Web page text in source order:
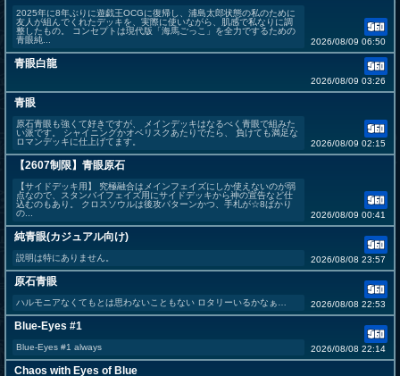
2025年に8年ぶりに遊戯王OCGに復帰し、浦島太郎状態の私のために
友人が組んでくれたデッキを、実際に使いながら、肌感で私なりに調
整したもの。 コンセプトは現代版「海馬ごっこ」を全力でするための
青眼純...
2026/08/09 06:50
青眼白龍
2026/08/09 03:26
青眼
原石青眼も強くて好きですが、 メインデッキはなるべく青眼で組みた
い派です。 シャイニングかオベリスクあたりでたら、 負けても満足な
ロマンデッキに仕上げてます。
2026/08/09 02:15
【2607制限】青眼原石
【サイドデッキ用】 究極融合はメインフェイズにしか使えないのが弱
点なので、スタンバイフェイズ用にサイドデッキから神の宣告など仕
込むのもあり。 クロスソウルは後攻パターンかつ、手札が☆8ばかり
の...
2026/08/09 00:41
純青眼(カジュアル向け)
説明は特にありません。 2026/08/08 23:57
原石青眼
ハルモニアなくてもとは思わないこともない ロタリーいるかなぁ… 2026/08/08 22:53
Blue-Eyes #1
Blue-Eyes #1 always 2026/08/08 22:14
Chaos with Eyes of Blue